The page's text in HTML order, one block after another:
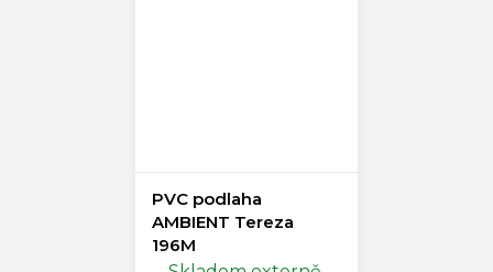
PVC podlaha
AMBIENT Tereza
196M